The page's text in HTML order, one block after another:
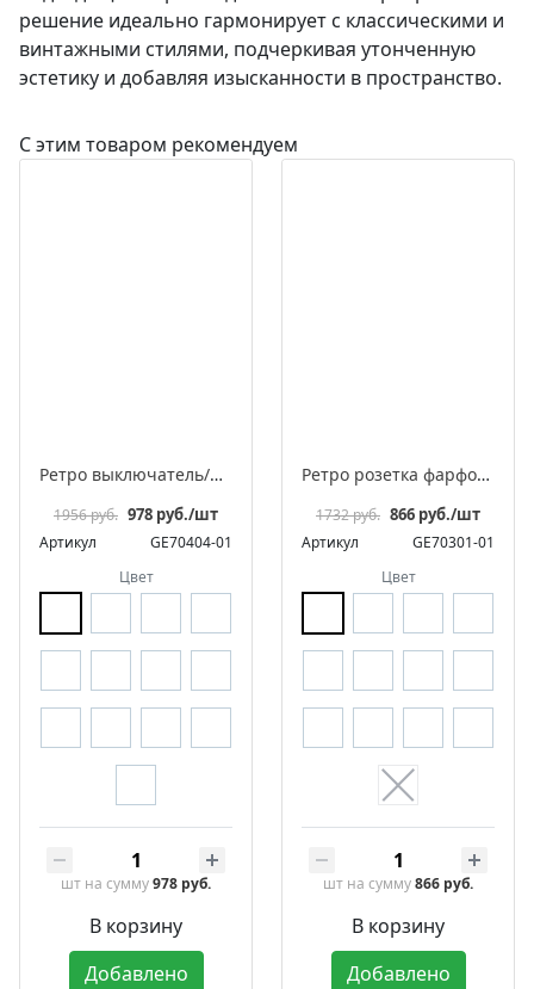
решение идеально гармонирует с классическими и
винтажными стилями, подчеркивая утонченную
эстетику и добавляя изысканности в пространство.
С этим товаром рекомендуем
Ретро выключатель/переключатель фарфоровый поворотный проходной одноклавишный, серия «МезонинЪ», разборная конструкция
1956 руб. 978 руб./шт
Артикул
GE70404-01
Цвет
шт на сумму978 руб.
В корзину
Добавлено
Ретро розетка фарфоровая с заземляющим контактом, серия «МезонинЪ», разборная конструкция
1732 руб. 866 руб./шт
Артикул
GE70301-01
Цвет
шт на сумму866 руб.
В корзину
Добавлено